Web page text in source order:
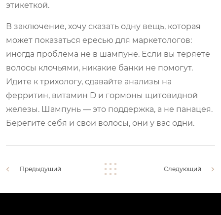
этикеткой.
В заключение, хочу сказать одну вещь, которая
может показаться ересью для маркетологов:
иногда проблема не в шампуне. Если вы теряете
волосы клочьями, никакие банки не помогут.
Идите к трихологу, сдавайте анализы на
ферритин, витамин D и гормоны щитовидной
железы. Шампунь — это поддержка, а не панацея.
Берегите себя и свои волосы, они у вас одни.
Предыдущий Следующий